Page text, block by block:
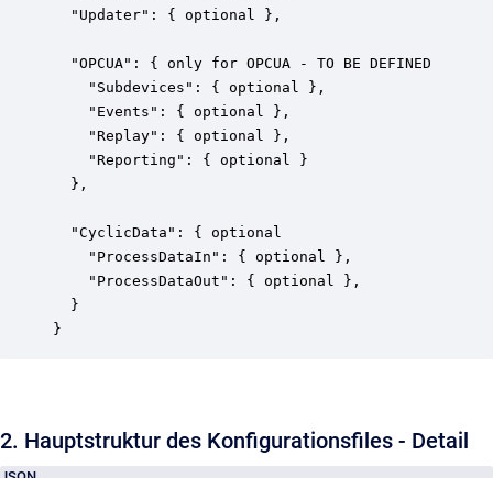
  "Updater": { optional },
  "OPCUA": { only for OPCUA - TO BE DEFINED
    "Subdevices": { optional },
    "Events": { optional },
    "Replay": { optional },
    "Reporting": { optional }
  },
  "CyclicData": { optional
    "ProcessDataIn": { optional },
    "ProcessDataOut": { optional },
  }
2. Hauptstruktur des Konfigurationsfiles - Detail